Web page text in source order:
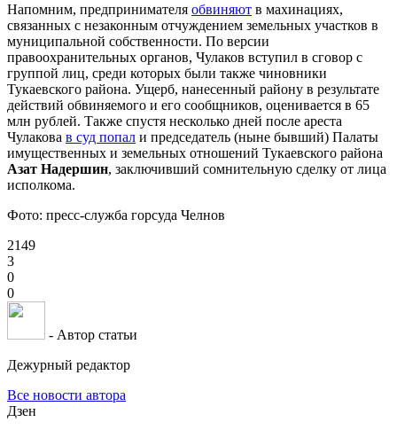
Напомним, предпринимателя обвиняют в махинациях,
связанных с незаконным отчуждением земельных участков в
муниципальной собственности. По версии
правоохранительных органов, Чулаков вступил в сговор с
группой лиц, среди которых были также чиновники
Тукаевского района. Ущерб, нанесенный району в результате
действий обвиняемого и его сообщников, оценивается в 65
млн рублей. Также спустя несколько дней после ареста
Чулакова в суд попал и председатель (ныне бывший) Палаты
имущественных и земельных отношений Тукаевского района
Азат Надершин, заключивший сомнительную сделку от лица
исполкома.
Фото: пресс-служба горсуда Челнов
2149
3
0
0
- Автор статьи
Дежурный редактор
Все новости автора
Дзен